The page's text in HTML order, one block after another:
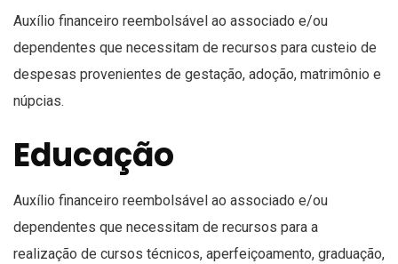
Auxílio financeiro reembolsável ao associado e/ou
dependentes que necessitam de recursos para custeio de
despesas provenientes de gestação, adoção, matrimônio e
núpcias.
Educação
Auxílio financeiro reembolsável ao associado e/ou
dependentes que necessitam de recursos para a
realização de cursos técnicos, aperfeiçoamento, graduação,